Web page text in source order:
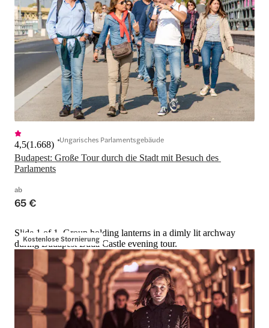
Budapest: Große Tour durch die Stadt mit Besuch des
Parlaments
4,5(1.668) Ungarisches Parlamentsgebäude
ab
65 €
Kostenlose Stornierung
Slide 1 of 1, Group holding lanterns in a dimly lit archway
during Budapest Buda Castle evening tour.